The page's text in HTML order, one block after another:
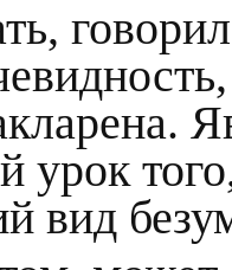
урок
вид